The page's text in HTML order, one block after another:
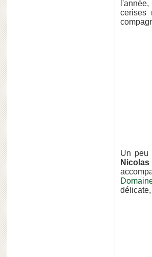
cerises
Un peu